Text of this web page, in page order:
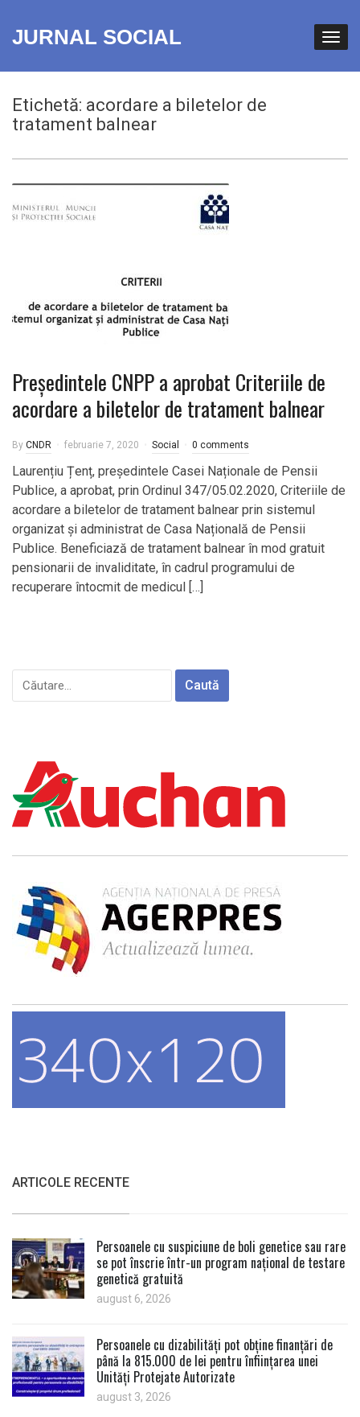
JURNAL SOCIAL
Etichetă: acordare a biletelor de
tratament balnear
Președintele CNPP a aprobat Criteriile de
acordare a biletelor de tratament balnear
By CNDR februarie 7, 2020 Social 0 comments
Laurențiu Țenț, președintele Casei Naționale de Pensii
Publice, a aprobat, prin Ordinul 347/05.02.2020, Criteriile de
acordare a biletelor de tratament balnear prin sistemul
organizat și administrat de Casa Națională de Pensii
Publice. Beneficiază de tratament balnear în mod gratuit
pensionarii de invaliditate, în cadrul programului de
recuperare întocmit de medicul […]
Caută
după:
ARTICOLE RECENTE
Persoanele cu suspiciune de boli genetice sau rare
se pot înscrie într-un program național de testare
genetică gratuită
august 6, 2026
Persoanele cu dizabilități pot obține finanțări de
până la 815.000 de lei pentru înființarea unei
Unități Protejate Autorizate
august 3, 2026